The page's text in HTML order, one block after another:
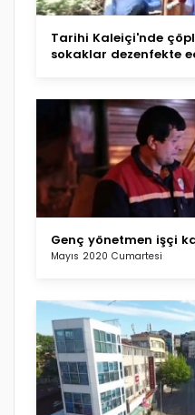
Tarihi Kaleiçi'nde
sokaklar dezenfekte
Genç yönetmen işçi
Mayıs 2020 Cumartesi